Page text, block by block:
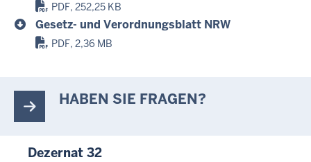
PDF, 252,25 KB
Gesetz- und Verordnungsblatt NRW
PDF, 2,36 MB
HABEN SIE FRAGEN?
Dezernat 32